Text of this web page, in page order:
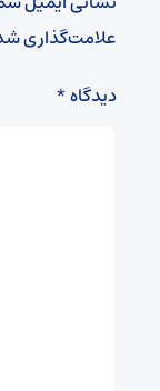
علامت‌گذاری
دیدگاه*